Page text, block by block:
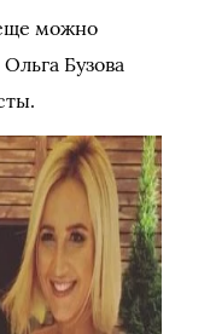
можно
Бузова